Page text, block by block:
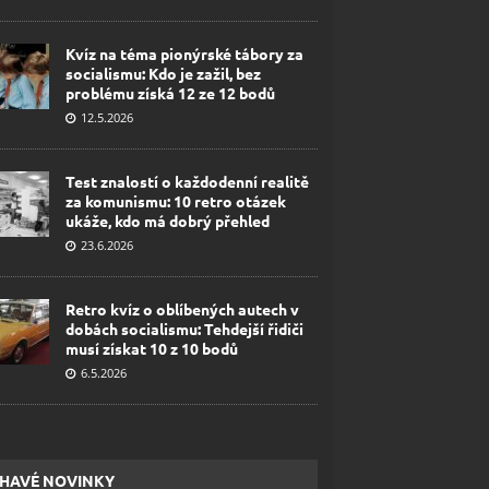
Kvíz na téma pionýrské tábory za
socialismu: Kdo je zažil, bez
problému získá 12 ze 12 bodů
12.5.2026
Test znalostí o každodenní realitě
za komunismu: 10 retro otázek
ukáže, kdo má dobrý přehled
23.6.2026
Retro kvíz o oblíbených autech v
dobách socialismu: Tehdejší řidiči
musí získat 10 z 10 bodů
6.5.2026
NOVINKY